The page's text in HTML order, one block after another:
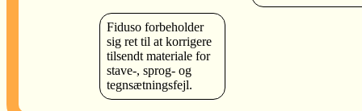
Fiduso forbeholder
sig ret til at korrigere
tilsendt materiale for
stave-, sprog- og
tegnsætningsfejl.